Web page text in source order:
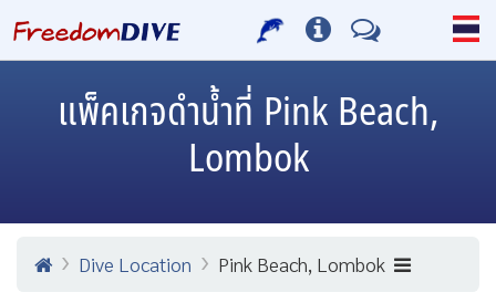
แพ็คเกจดำน้ำที่ Pink Beach,
Lombok
Dive Location Pink Beach, Lombok